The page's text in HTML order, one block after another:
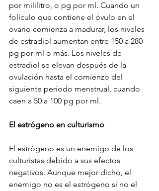
por mililitro, o pg por ml. Cuando un
folículo que contiene el óvulo en el
ovario comienza a madurar, los niveles
de estradiol aumentan entre 150 a 280
pg por ml o más. Los niveles de
estradiol se elevan después de la
ovulación hasta el comienzo del
siguiente periodo menstrual, cuando
caen a 50 a 100 pg por ml.
El estrógeno en culturismo
El estrógeno es un enemigo de los
culturistas debido a sus efectos
negativos. Aunque mejor dicho, el
enemigo no es el estrógeno si no el